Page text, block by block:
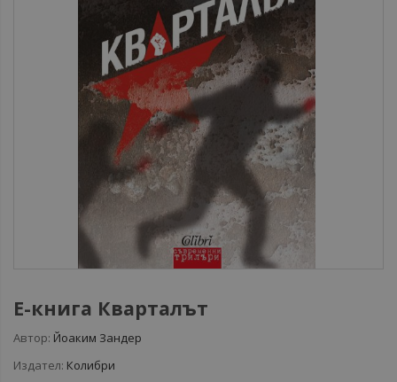
Е-книга Кварталът
Автор: Йоаким Зандер
Издател: Колибри